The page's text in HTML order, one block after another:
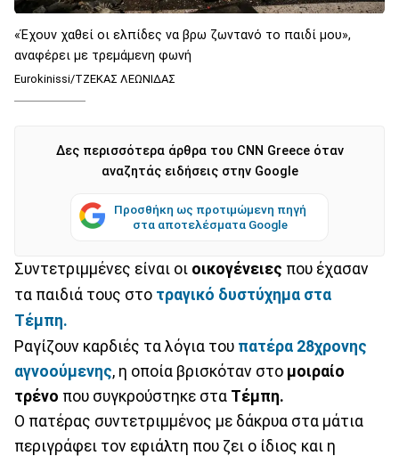
«Έχουν χαθεί οι ελπίδες να βρω ζωντανό το παιδί μου»,
αναφέρει με τρεμάμενη φωνή
Eurokinissi/ΤΖΕΚΑΣ ΛΕΩΝΙΔΑΣ
Δες περισσότερα άρθρα του CNN Greece όταν
αναζητάς ειδήσεις στην Google
Προσθήκη ως προτιμώμενη πηγή
στα αποτελέσματα Google
Συντετριμμένες είναι οι οικογένειες που έχασαν
τα παιδιά τους στο τραγικό δυστύχημα στα
Τέμπη.
Ραγίζουν καρδιές τα λόγια του πατέρα 28χρονης
αγνοούμενης, η οποία βρισκόταν στο μοιραίο
τρένο που συγκρούστηκε στα Τέμπη.
Ο πατέρας συντετριμμένος με δάκρυα στα μάτια
περιγράφει τον εφιάλτη που ζει ο ίδιος και η